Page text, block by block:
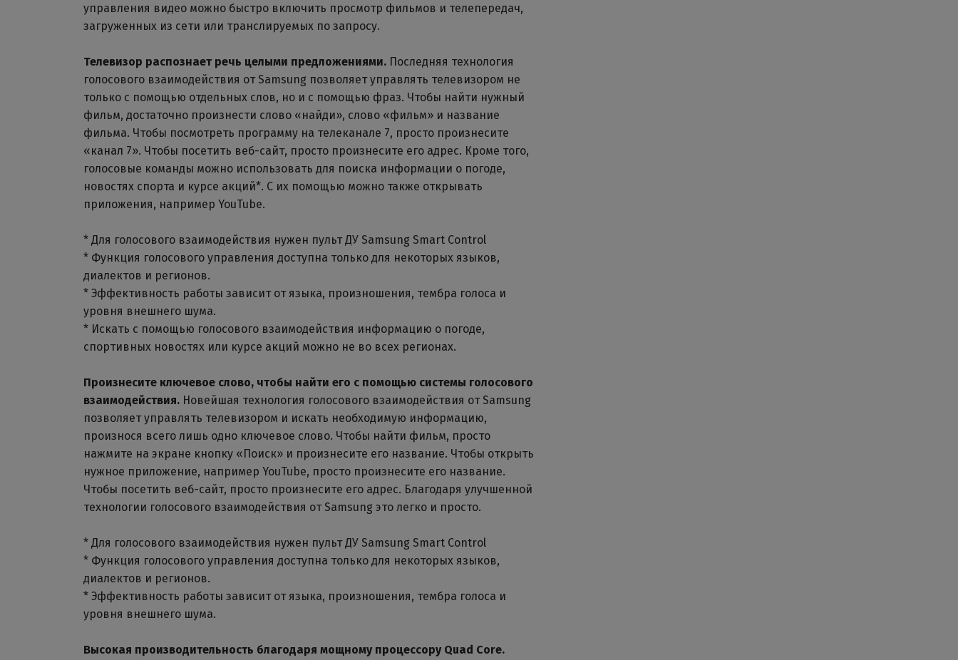
управления видео можно быстро включить просмотр фильмов и телепередач,
загруженных из сети или транслируемых по запросу.
Телевизор распознает речь целыми предложениями. Последняя технология
голосового взаимодействия от Samsung позволяет управлять телевизором не
только с помощью отдельных слов, но и с помощью фраз. Чтобы найти нужный
фильм, достаточно произнести слово «найди», слово «фильм» и название
фильма. Чтобы посмотреть программу на телеканале 7, просто произнесите
«канал 7». Чтобы посетить веб-сайт, просто произнесите его адрес. Кроме того,
голосовые команды можно использовать для поиска информации о погоде,
новостях спорта и курсе акций*. С их помощью можно также открывать
приложения, например YouTube.
* Для голосового взаимодействия нужен пульт ДУ Samsung Smart Control
* Функция голосового управления доступна только для некоторых языков,
диалектов и регионов.
* Эффективность работы зависит от языка, произношения, тембра голоса и
уровня внешнего шума.
* Искать с помощью голосового взаимодействия информацию о погоде,
спортивных новостях или курсе акций можно не во всех регионах.
Произнесите ключевое слово, чтобы найти его с помощью системы голосового
взаимодействия. Новейшая технология голосового взаимодействия от Samsung
позволяет управлять телевизором и искать необходимую информацию,
произнося всего лишь одно ключевое слово. Чтобы найти фильм, просто
нажмите на экране кнопку «Поиск» и произнесите его название. Чтобы открыть
нужное приложение, например YouTube, просто произнесите его название.
Чтобы посетить веб-сайт, просто произнесите его адрес. Благодаря улучшенной
технологии голосового взаимодействия от Samsung это легко и просто.
* Для голосового взаимодействия нужен пульт ДУ Samsung Smart Control
* Функция голосового управления доступна только для некоторых языков,
диалектов и регионов.
* Эффективность работы зависит от языка, произношения, тембра голоса и
уровня внешнего шума.
Высокая производительность благодаря мощному процессору Quad Core.